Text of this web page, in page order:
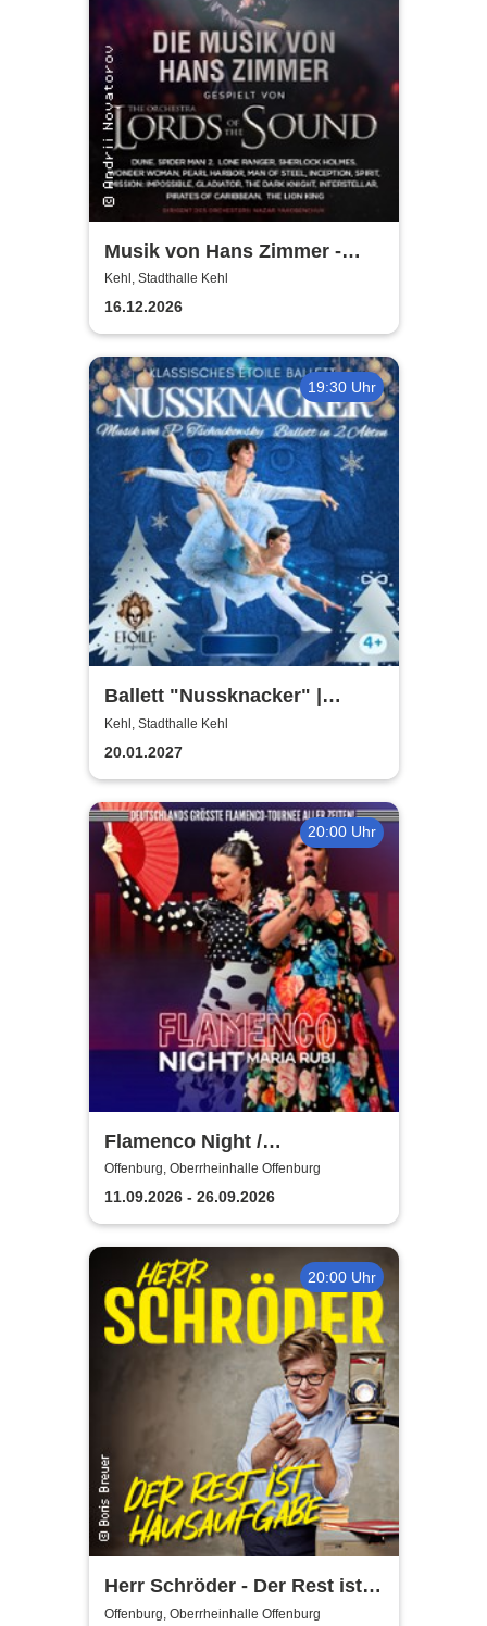
Musik von Hans Zimmer -
gespielt von Lords of the
Sound
Kehl, Stadthalle Kehl
16.12.2026
19:30 Uhr
Ballett "Nussknacker" |
Klassisches Etoile Ballett
Kehl, Stadthalle Kehl
20.01.2027
20:00 Uhr
Flamenco Night /
Flamencomanía Tour 26/27 -
Deutschlands größte
Flamenco-Tournee
Offenburg, Oberrheinhalle Offenburg
11.09.2026 - 26.09.2026
20:00 Uhr
Herr Schröder - Der Rest ist
Hausaufgabe
Offenburg, Oberrheinhalle Offenburg